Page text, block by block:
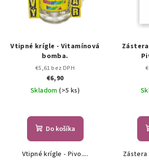
Vtipné krígle - Vitamínová
bomba.
€5,61 bez DPH
€6,90
Skladom(>5 ks)
Do košíka
Vtipné krígle - Pivo.... Zástera